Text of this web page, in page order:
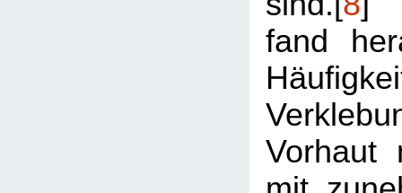
fand
Vorhaut